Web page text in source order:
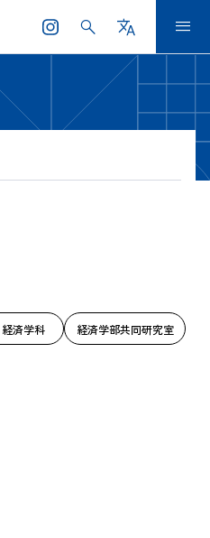
search translate menu
経済学科 経済学部共同研究室